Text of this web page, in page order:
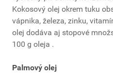
Kokosový olej okrem tuku
vápnika, železa, zinku,
olej dodáva aj stopové
100 g oleja .
Palmový olej